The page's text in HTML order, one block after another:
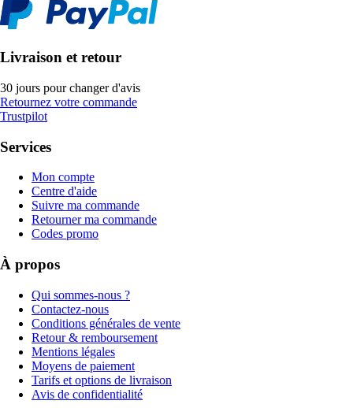
Livraison et retour
30 jours pour changer d'avis
Retournez votre commande
Trustpilot
Services
Mon compte
Centre d'aide
Suivre ma commande
Retourner ma commande
Codes promo
À propos
Qui sommes-nous ?
Contactez-nous
Conditions générales de vente
Retour & remboursement
Mentions légales
Moyens de paiement
Tarifs et options de livraison
Avis de confidentialité